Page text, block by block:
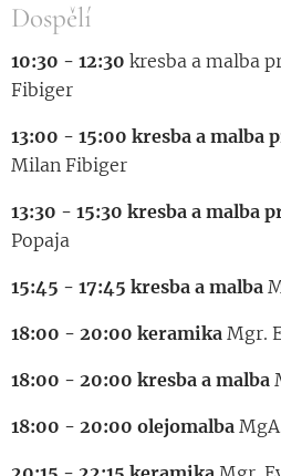
Dospělí
10:30 - 12:30 kresba a malba
Fibiger
13:00 - 15:00 kresba a malba
Milan Fibiger
13:30 - 15:30 kresba a malba
Popaja
15:45 - 17:45 kresba a malba
18:00 - 20:00 keramika Mgr.
18:00 - 20:00 kresba a malba
18:00 - 20:00 olejomalba